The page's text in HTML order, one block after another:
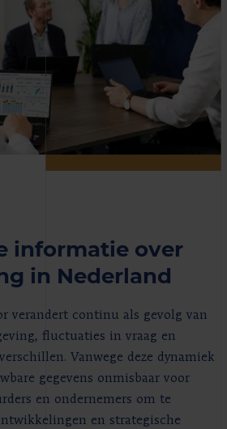
informatie over
in Nederland
verandert continu als gevolg van
fluctuaties in vraag en
Vanwege deze dynamiek
gegevens onmisbaar voor
en ondernemers om te
en strategische